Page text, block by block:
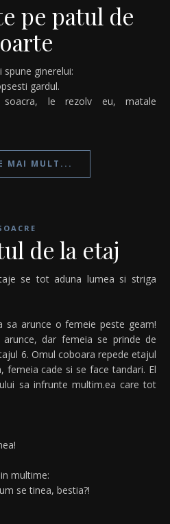
pe patul de
spune ginerelui:
gardul.
le rezolv eu, matale
MAI MULT...
de la etaj
sa arunce o femeie peste geam!
dar femeia se prinde de
6. Omul coboara repede etajul
femeia cade si se face tandari. El
sa infrunte multim.ea care tot
multime:
se tinea, bestia?!